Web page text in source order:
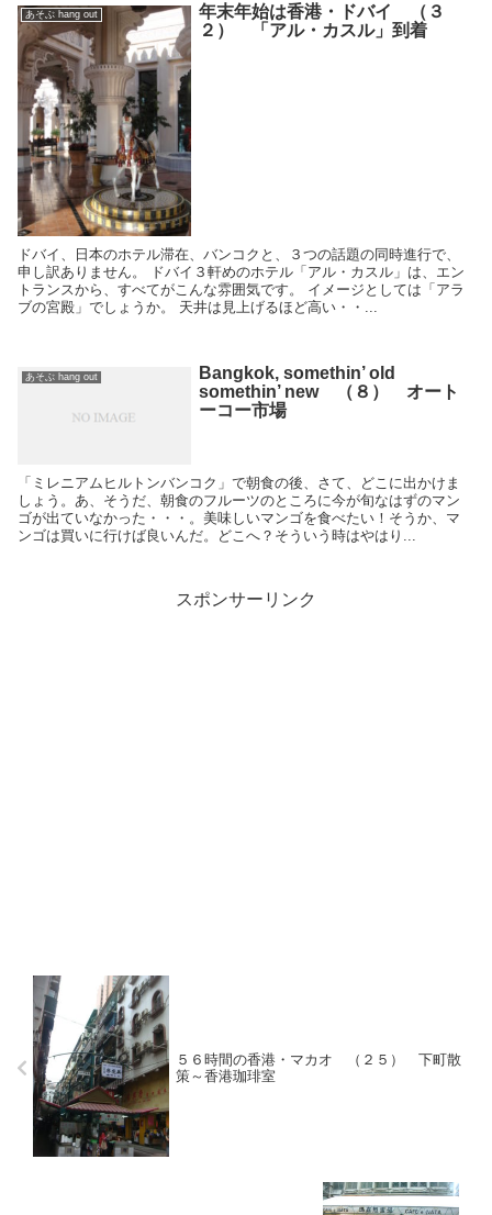
あそぶ hang out
年末年始は香港・ドバイ （３
２） 「アル・カスル」到着
ドバイ、日本のホテル滞在、バンコクと、３つの話題の同時進行で、
申し訳ありません。 ドバイ３軒めのホテル「アル・カスル」は、エン
トランスから、すべてがこんな雰囲気です。 イメージとしては「アラ
ブの宮殿」でしょうか。 天井は見上げるほど高い・・...
あそぶ hang out
Bangkok, somethin’ old
somethin’ new （８） オート
ーコー市場
「ミレニアムヒルトンバンコク」で朝食の後、さて、どこに出かけま
しょう。あ、そうだ、朝食のフルーツのところに今が旬なはずのマン
ゴが出ていなかった・・・。美味しいマンゴを食べたい！そうか、マ
ンゴは買いに行けば良いんだ。どこへ？そういう時はやはり...
スポンサーリンク
５６時間の香港・マカオ （２５） 下町散
策～香港珈琲室